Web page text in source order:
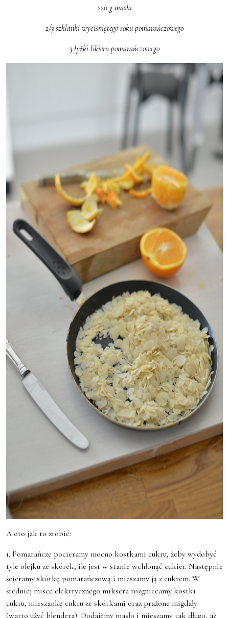
220 g masła
2/3 szklanki wyciśniętego soku pomarańczowego
3 łyżki likieru pomarańczowego
A oto jak to zrobić:
1. Pomarańcze pocieramy mocno kostkami cukru, żeby wydobyć
tyle olejku ze skórek, ile jest w stanie wchłonąć cukier. Następnie
ścieramy skórkę pomarańczową i mieszamy ją z cukrem. W
średniej misce elektrycznego miksera rozgniecamy kostki
cukru, mieszankę cukru ze skórkami oraz prażone migdały
(warto użyć blendera). Dodajemy masło i mieszamy tak długo, aż